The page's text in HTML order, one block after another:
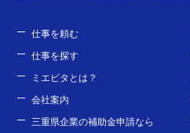
仕事を頼む
仕事を探す
ミエピタとは？
会社案内
三重県企業の補助金申請なら